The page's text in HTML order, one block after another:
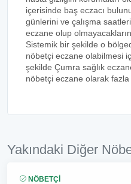
içerisinde baş eczacı
günlerini ve çalışma
eczane olup
Sistemik bir şekilde o
nöbetçi eczane olabilmesi
şekilde Çumra sağlık
nöbetçi eczane olarak fazla
Yakındaki Diğer
NÖBETÇI